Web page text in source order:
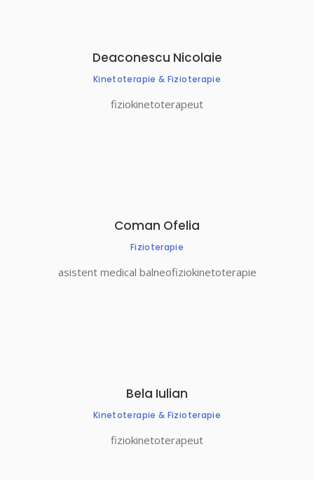
Deaconescu Nicolaie
Kinetoterapie & Fizioterapie
fiziokinetoterapeut
Coman Ofelia
Fizioterapie
asistent medical balneofiziokinetoterapie
Bela Iulian
Kinetoterapie & Fizioterapie
fiziokinetoterapeut